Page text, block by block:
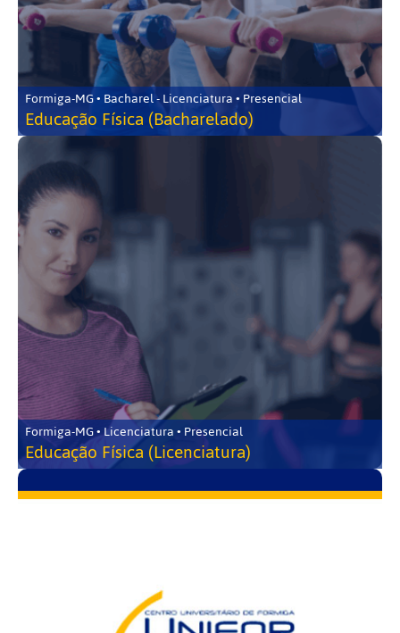
Formiga-MG • Bacharel - Licenciatura • Presencial
Educação Física (Bacharelado)
Formiga-MG • Licenciatura • Presencial
Educação Física (Licenciatura)